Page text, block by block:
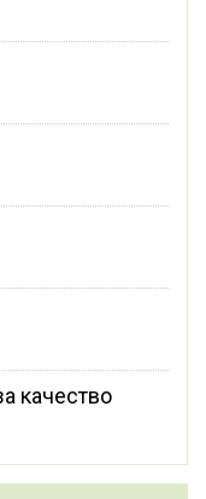
качество